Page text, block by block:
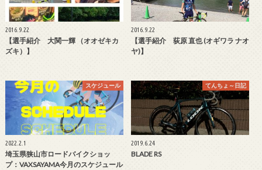
2016.9.22
【選手紹介 大関一輝 （オオゼキカ
ズキ）】
2016.9.22
【選手紹介 荻原 直也 (オギワラ ナオ
ヤ)】
スケジュール
2022.2.1
埼玉県狭山市ロードバイクショッ
プ：VAXSAYAMA今月のスケジュール
てんちょ～日記
2019.6.24
BLADE RS